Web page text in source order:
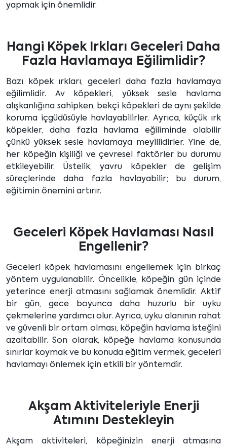
yapmak için önemlidir.
Hangi Köpek Irkları Geceleri Daha
Fazla Havlamaya Eğilimlidir?
Bazı köpek ırkları, geceleri daha fazla havlamaya
eğilimlidir. Av köpekleri, yüksek sesle havlama
alışkanlığına sahipken, bekçi köpekleri de aynı şekilde
koruma içgüdüsüyle havlayabilirler. Ayrıca, küçük ırk
köpekler, daha fazla havlama eğiliminde olabilir
çünkü yüksek sesle havlamaya meyillidirler. Yine de,
her köpeğin kişiliği ve çevresel faktörler bu durumu
etkileyebilir. Üstelik, yavru köpekler de gelişim
süreçlerinde daha fazla havlayabilir; bu durum,
eğitimin önemini artırır.
Geceleri Köpek Havlaması Nasıl
Engellenir?
Geceleri köpek havlamasını engellemek için birkaç
yöntem uygulanabilir. Öncelikle, köpeğin gün içinde
yeterince enerji atmasını sağlamak önemlidir. Aktif
bir gün, gece boyunca daha huzurlu bir uyku
çekmelerine yardımcı olur. Ayrıca, uyku alanının rahat
ve güvenli bir ortam olması, köpeğin havlama isteğini
azaltabilir. Son olarak, köpeğe havlama konusunda
sınırlar koymak ve bu konuda eğitim vermek, geceleri
havlamayı önlemek için etkili bir yöntemdir.
Akşam Aktiviteleriyle Enerji
Atımını Destekleyin
Akşam aktiviteleri, köpeğinizin enerji atmasına